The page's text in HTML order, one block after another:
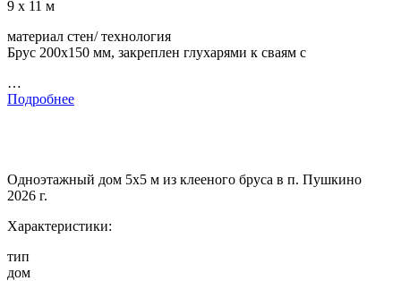
9 х 11 м
материал стен/ технология
Брус 200х150 мм, закреплен глухарями к сваям с
…
Подробнее
Одноэтажный дом 5х5 м из клееного бруса в п. Пушкино
2026 г.
Характеристики:
тип
дом